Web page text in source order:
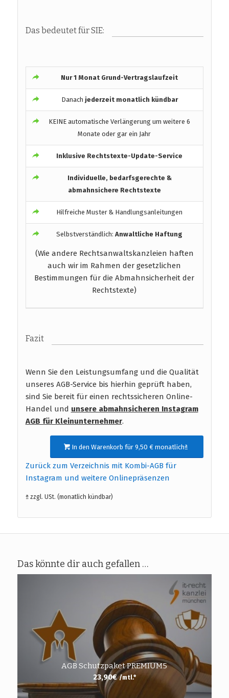
Das bedeutet für SIE:
Nur 1 Monat Grund-Vertragslaufzeit
Danach jederzeit monatlich kündbar
KEINE automatische Verlängerung um weitere 6
Monate oder gar ein Jahr
Inklusive Rechtstexte-Update-Service
Individuelle, bedarfsgerechte &
abmahnsichere Rechtstexte
Hilfreiche Muster & Handlungsanleitungen
Selbstverständlich:Anwaltliche Haftung
(Wie andere Rechtsanwaltskanzleien haften
auch wir im Rahmen der gesetzlichen
Bestimmungen für die Abmahnsicherheit der
Rechtstexte)
Fazit
Wenn Sie den Leistungsumfang und die Qualität
unseres AGB-Service bis hierhin geprüft haben,
sind Sie bereit für einen rechtssicheren Online-
Handel und unsere abmahnsicheren Instagram
AGB für Kleinunternehmer.
In den Warenkorb für 9,50 € monatlichª
Zurück zum Verzeichnis mit Kombi-AGB für
Instagram und weitere Onlinepräsenzen
ª zzgl. USt. (monatlich kündbar)
Das könnte dir auch gefallen …
AGB Schutzpaket PREMIUM5
23,90€ /mtl.*